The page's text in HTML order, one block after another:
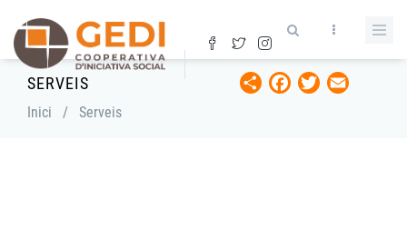
contingut
SERVEIS ShareFacebook
Twitter
Fil
Inici / Serveis